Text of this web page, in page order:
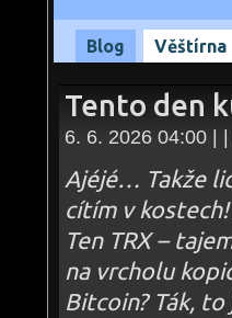
Blog Věštírna
Tento den
6. 6. 2026 04:00 | |
Ajéjé… Takže
cítím v
Ten TRX –
na vrcholu
Bitcoin? Ták,